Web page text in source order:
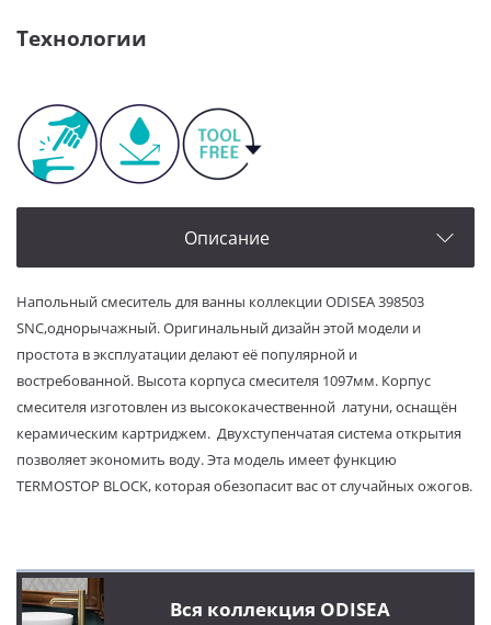
Технологии
Вся коллекция ODISEA
Описание
Напольный смеситель для ванны коллекции ODISEA 398503
SNC,однорычажный. Оригинальный дизайн этой модели и
простота в эксплуатации делают её популярной и
востребованной. Высота корпуса смесителя 1097мм. Корпус
смесителя изготовлен из высококачественной латуни, оснащён
керамическим картриджем. Двухступенчатая система открытия
позволяет экономить воду. Эта модель имеет функцию
TERMOSTOP BLOCK, которая обезопасит вас от случайных ожогов.